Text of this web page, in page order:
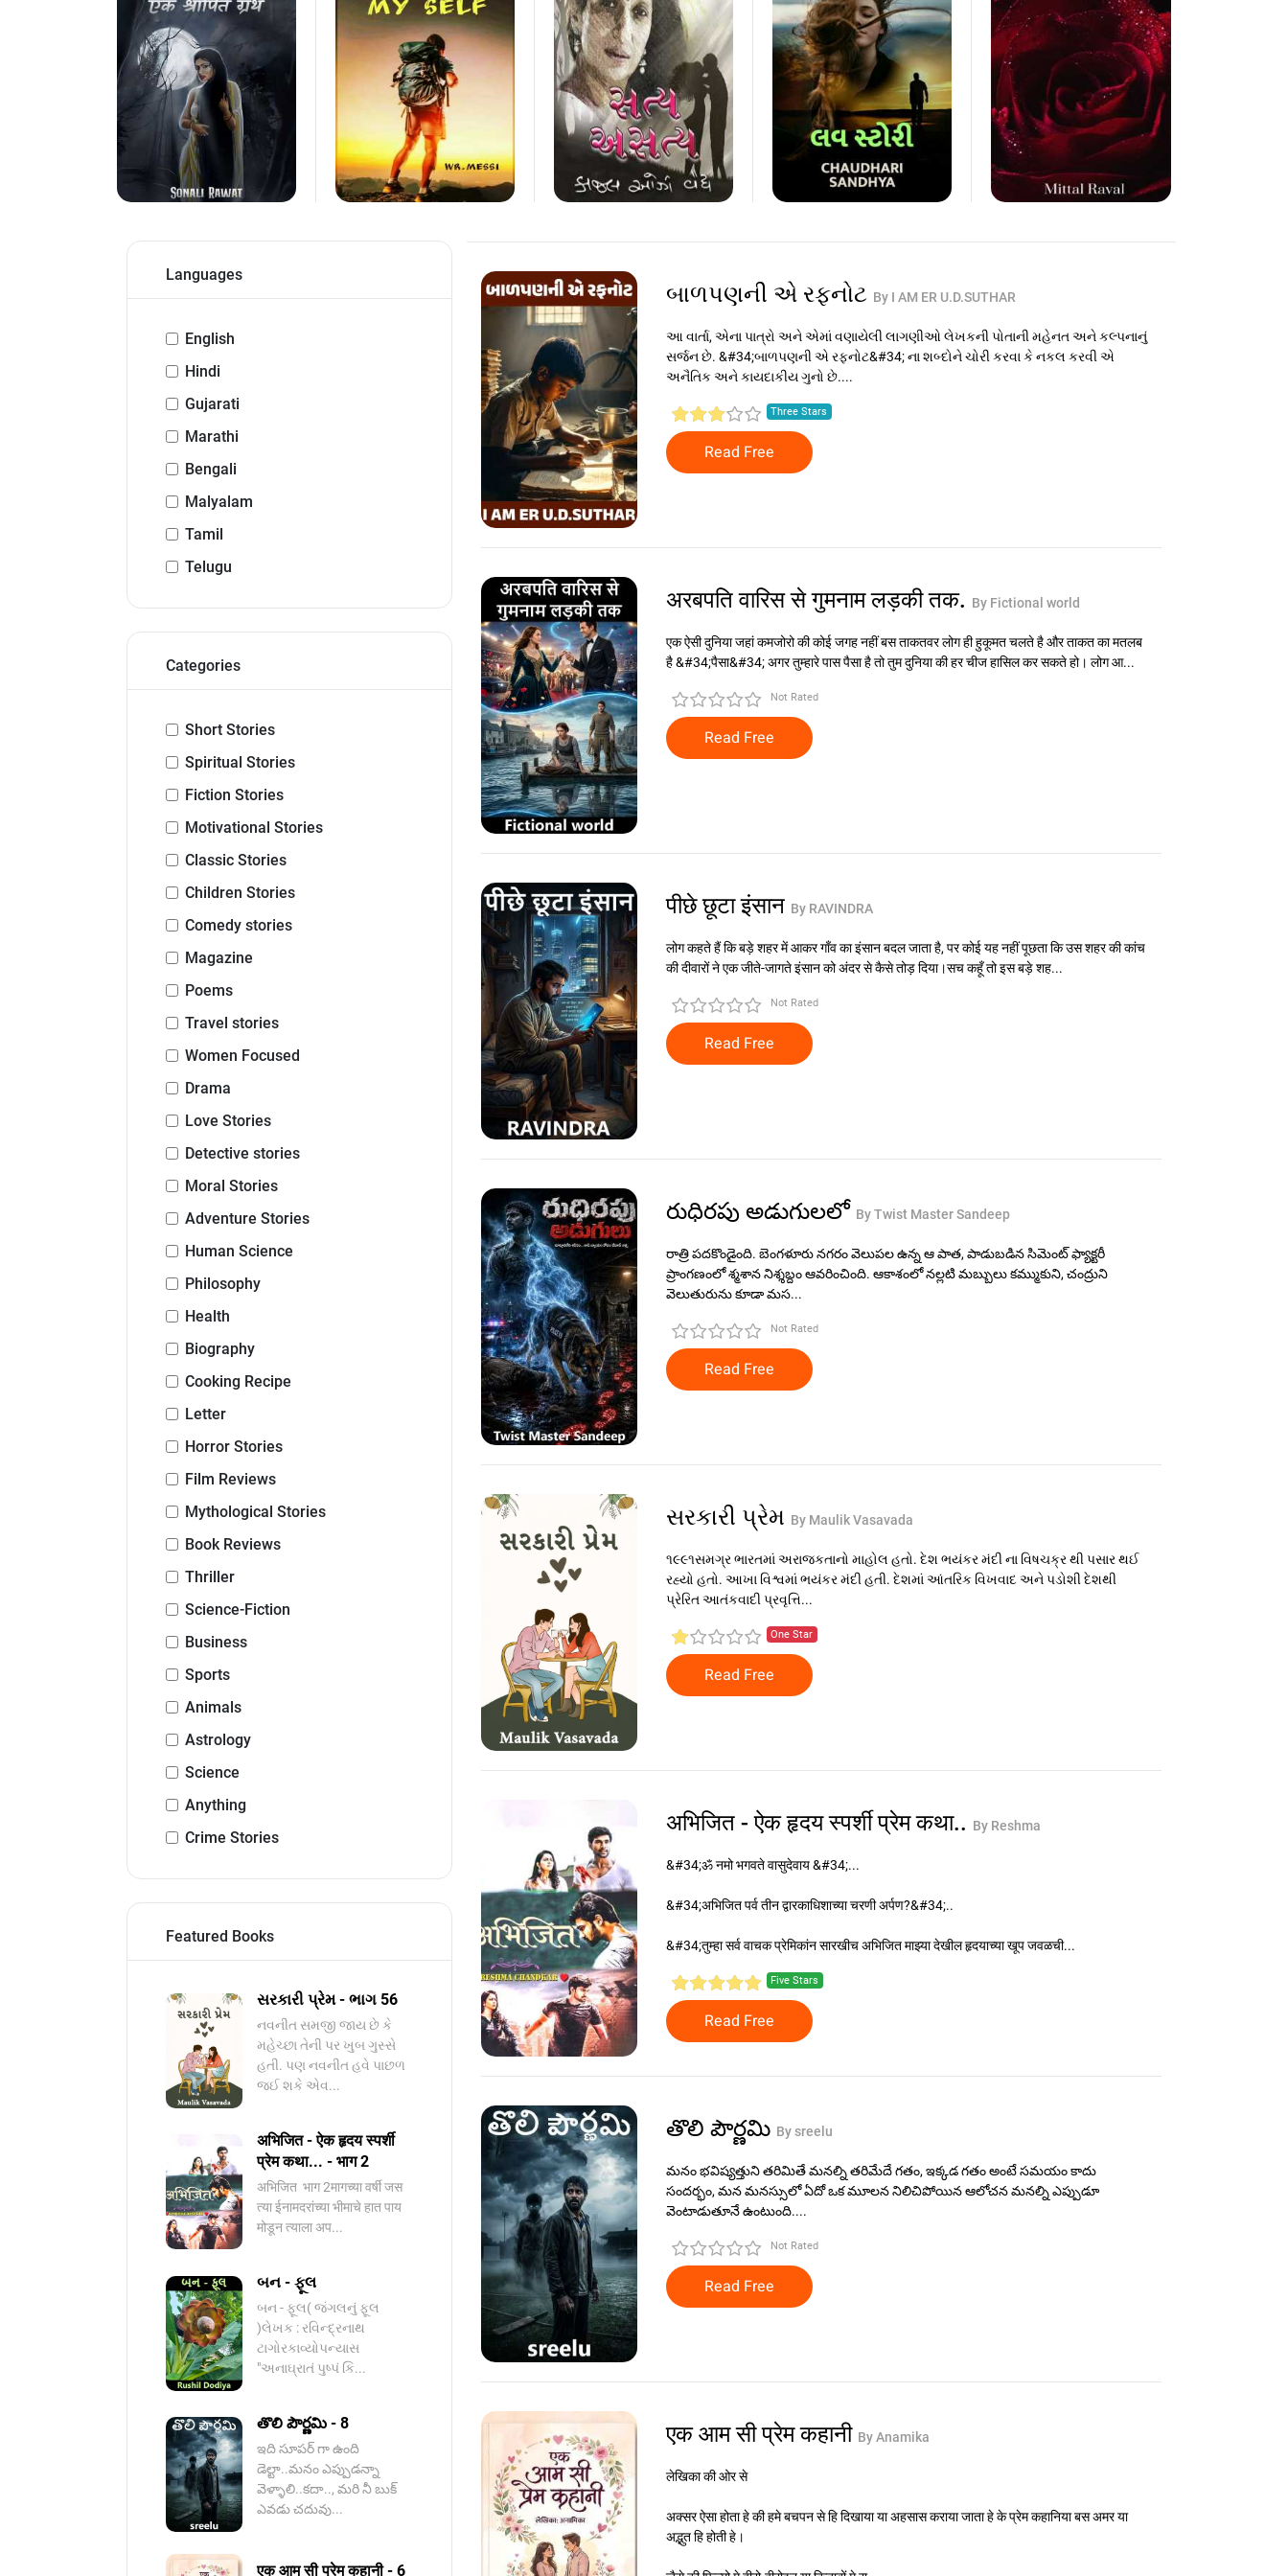
Languages
English
Hindi
Gujarati
Marathi
Bengali
Malyalam
Tamil
Telugu
Categories
Short Stories
Spiritual Stories
Fiction Stories
Motivational Stories
Classic Stories
Children Stories
Comedy stories
Magazine
Poems
Travel stories
Women Focused
Drama
Love Stories
Detective stories
Moral Stories
Adventure Stories
Human Science
Philosophy
Health
Biography
Cooking Recipe
Letter
Horror Stories
Film Reviews
Mythological Stories
Book Reviews
Thriller
Science-Fiction
Business
Sports
Animals
Astrology
Science
Anything
Crime Stories
Featured Books
સરકારી પ્રેમ - ભાગ 56
નવનીત સમજી જાય છે કે
મહેચ્છા તેની પર ખુબ ગુસ્સે
હતી. પણ નવનીત હવે પાછળ
જઈ શકે એવ...
अभिजित - ऐक हृदय स्पर्शी
प्रेम कथा... - भाग 2
️अभिजित ️ भाग 2मागच्या वर्षी जस
त्या ईनामदरांच्या भीमाचे हात पाय
मोडून त्याला अप...
બન - ફૂલ
બન - ફૂલ( જંગલનું ફૂલ
)લેખક : રવિન્દ્રનાથ
ટાગોરકાવ્યોપન્યાસ​
"અનાઘ્રાતં પુષ્પં કિ...
తొలి పౌర్ణమి - 8
ఇది సూపర్ గా ఉంది
డెల్టా..మనం ఎప్పుడన్నా
వెళ్ళాలి..కదా.., మరి నీ బుక్
ఎవడు చదువు...
एक आम सी प्रेम कहानी - 6
બાળપણની એ રફનોટ By I AM ER U.D.SUTHAR
​આ વાર્તા, એના પાત્રો અને એમાં વણાયેલી લાગણીઓ લેખકની પોતાની મહેનત અને કલ્પનાનું
સર્જન છે. &#34;બાળપણની એ રફનોટ&#34; ના શબ્દોને ચોરી કરવા કે નકલ કરવી એ
અનૈતિક અને કાયદાકીય ગુનો છે....
Three Stars
Read Free
अरबपति वारिस से गुमनाम लड़की तक. By Fictional world
एक ऐसी दुनिया जहां कमजोरो की कोई जगह नहीं बस ताकतवर लोग ही हुकूमत चलते है और ताकत का मतलब
है &#34;पैसा&#34; अगर तुम्हारे पास पैसा है तो तुम दुनिया की हर चीज हासिल कर सकते हो। लोग आ...
Not Rated
Read Free
पीछे छूटा इंसान By RAVINDRA
लोग कहते हैं कि बड़े शहर में आकर गाँव का इंसान बदल जाता है, पर कोई यह नहीं पूछता कि उस शहर की कांच
की दीवारों ने एक जीते-जागते इंसान को अंदर से कैसे तोड़ दिया।सच कहूँ तो इस बड़े शह...
Not Rated
Read Free
రుధిరపు అడుగులలో By Twist Master Sandeep
రాత్రి పదకొండైంది. బెంగళూరు నగరం వెలుపల ఉన్న ఆ పాత, పాడుబడిన సిమెంట్ ఫ్యాక్టరీ
ప్రాంగణంలో శ్మశాన నిశ్శబ్దం ఆవరించింది. ఆకాశంలో నల్లటి మబ్బులు కమ్ముకుని, చంద్రుని
వెలుతురును కూడా మస...
Not Rated
Read Free
સરકારી પ્રેમ By Maulik Vasavada
૧૯૯૧સમગ્ર ભારતમાં અરાજકતાનો‌ માહોલ હતો. દેશ ભયંકર મંદી ના વિષચક્ર થી પસાર થઈ
રહ્યો હતો. આખા વિશ્વમાં ભયંકર મંદી હતી. દેશમાં આંતરિક વિખવાદ અને પડોશી દેશથી
પ્રેરિત આતંકવાદી પ્રવૃત્તિ...
One Star
Read Free
अभिजित - ऐक हृदय स्पर्शी प्रेम कथा.. By Reshma
&#34;ॐ नमो भगवते वासुदेवाय &#34;...
&#34;अभिजित पर्व तीन द्वारकाधिशाच्या चरणी अर्पण?&#34;..
&#34;तुम्हा सर्व वाचक प्रेमिकांन सारखीच अभिजित माझ्या देखील हृदयाच्या खूप जवळची...
Five Stars
Read Free
తొలి పౌర్ణమి By sreelu
మనం భవిష్యత్తుని తరిమితే మనల్ని తరిమేదే గతం, ఇక్కడ గతం అంటే సమయం కాదు
సందర్భం, మన మనస్సులో ఏదో ఒక మూలన నిలిచిపోయిన ఆలోచన మనల్ని ఎప్పుడూ
వెంటాడుతూనే ఉంటుంది....
Not Rated
Read Free
एक आम सी प्रेम कहानी By Anamika
लेखिका की ओर से
अक्सर ऐसा होता हे की हमे बचपन से हि दिखाया या अहसास कराया जाता हे के प्रेम कहानिया बस अमर या
अद्भुत हि होती हे।